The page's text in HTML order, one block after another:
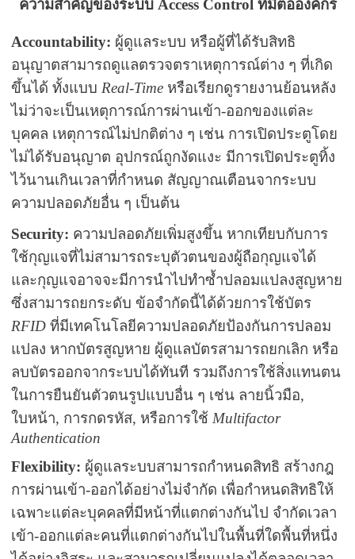
ความสำคัญของระบบ Access Control ที่มีต่อองค์กร
Accountability: ผู้ดูแลระบบ หรือผู้ที่ได้รับสิทธิ
อนุญาตสามารถดูแลตรวจตราเหตุการณ์ต่าง ๆ ที่เกิด
ขึ้นได้ ทั้งแบบReal-Time หรือเรียกดูรายงานย้อนหลัง
ไม่ว่าจะเป็นเหตุการณ์การผ่านเข้า-ออกของแต่ละ
บุคคล เหตุการณ์ไม่ปกติต่าง ๆ เช่น การเปิดประตูโดย
ไม่ได้รับอนุญาต อุปกรณ์ถูกงัดแงะ มีการเปิดประตูทิ้ง
ไว้นานเกินเวลาที่กำหนด สัญญาณเตือนจากระบบ
ความปลอดภัยอื่น ๆ เป็นต้น
Security: ความปลอดภัยเพิ่มสูงขึ้น หากเทียบกับการ
ใช้กุญแจที่ไม่สามารถระบุตัวตนของผู้ถือกุญแจได้
และกุญแจอาจจะมีการนำไปทำซ้ำปลอมแปลงสูญหาย
ซึ่งสามารถยกระดับ ข้อจำกัดนี้ได้ด้วยการใช้บัตร
RFID ที่มีเทคโนโลยีความปลอดภัยป้องกันการปลอม
แปลง หากบัตรสูญหาย ผู้ดูแลบัตรสามารถยกเลิก หรือ
ลบบัตรออกจากระบบได้ทันที รวมถึงการใช้สิ่งแทนตน
ในการยืนยันตัวตนรูปแบบอื่น ๆ เช่น ลายนิ้วมือ,
ใบหน้า, การกดรหัส, หรือการใช้Multifactor
Authentication
Flexibility: ผู้ดูแลระบบสามารถกำหนดสิทธิ สร้างกฎ
การผ่านเข้า-ออกได้อย่างไม่จำกัด เพื่อกำหนดสิทธิให้
เฉพาะแต่ละบุคคลที่มีหน้าที่แตกต่างกันไป จำกัดเวลา
เข้า-ออกแต่ละคนที่แตกต่างกันไปในพื้นที่ใดพื้นที่หนึ่ง